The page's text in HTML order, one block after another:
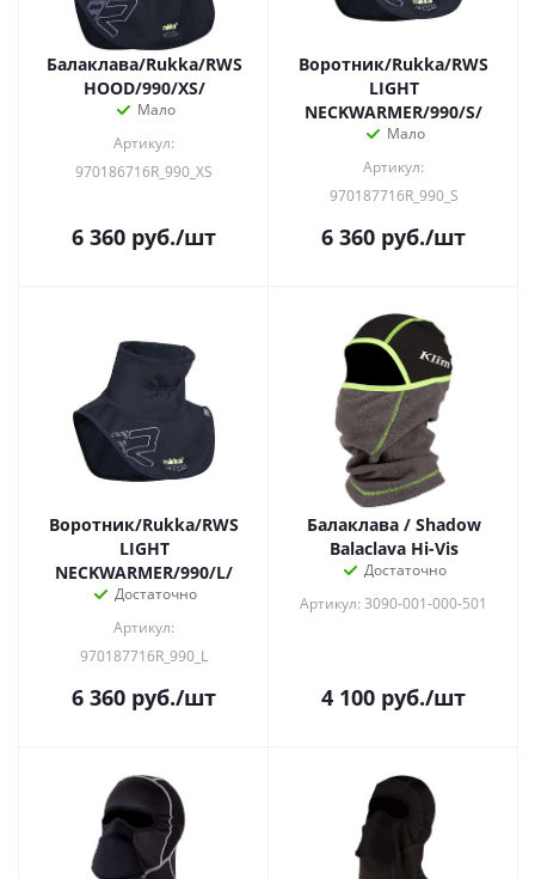
Балаклава/Rukka/RWS
HOOD/990/XS/
Мало
Артикул:
970186716R_990_XS
6 360 руб./шт
Воротник/Rukka/RWS
LIGHT
NECKWARMER/990/S/
Мало
Артикул:
970187716R_990_S
6 360 руб./шт
Воротник/Rukka/RWS
LIGHT
NECKWARMER/990/L/
Достаточно
Артикул:
970187716R_990_L
6 360 руб./шт
Балаклава / Shadow
Balaclava Hi-Vis
Достаточно
Артикул: 3090-001-000-501
4 100 руб./шт